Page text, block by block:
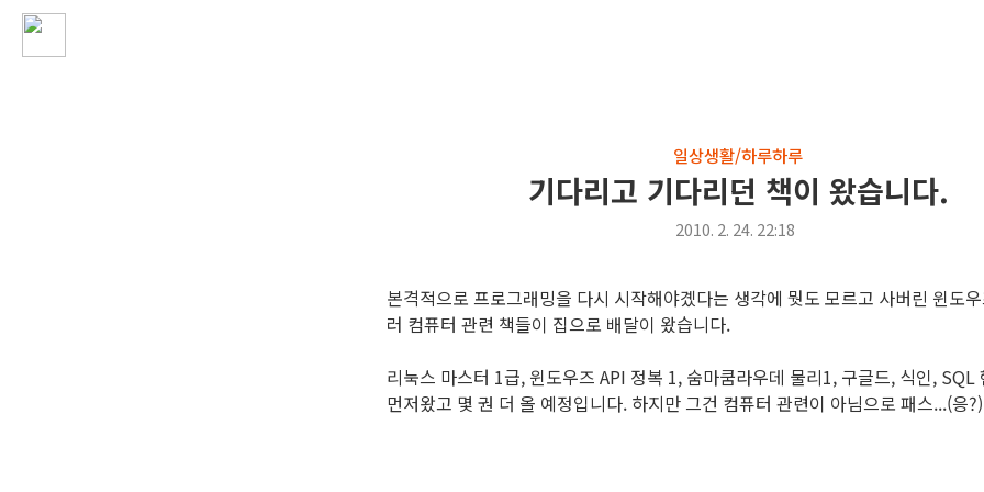
일상생활/하루하루
기다리고 기다리던 책이 왔습니다.
2010. 2. 24. 22:18
본격적으로 프로그래밍을 다시 시작해야곘다는 생각에 뭣도 모르고 사버린 윈도
러 컴퓨터 관련 책들이 집으로 배달이 왔습니다.
리눅스 마스터 1급, 윈도우즈 API 정복 1, 숨마쿰라우데 물리1, 구글드, 식인, SQL
먼저왔고 몇 권 더 올 예정입니다. 하지만 그건 컴퓨터 관련이 아님으로 패스...(응?)